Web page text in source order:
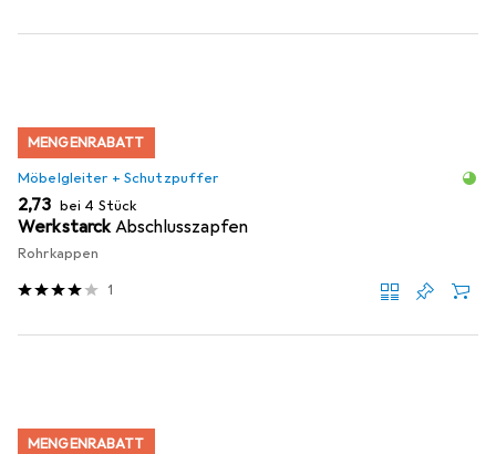
MENGENRABATT
Möbelgleiter + Schutzpuffer
EUR
2,73 bei 4 Stück
WerkstarckAbschlusszapfen
Rohrkappen
1
MENGENRABATT